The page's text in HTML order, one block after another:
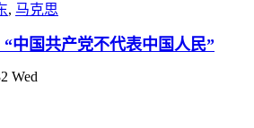
, 马克思
中国共产党不代表中国人民”
Wed